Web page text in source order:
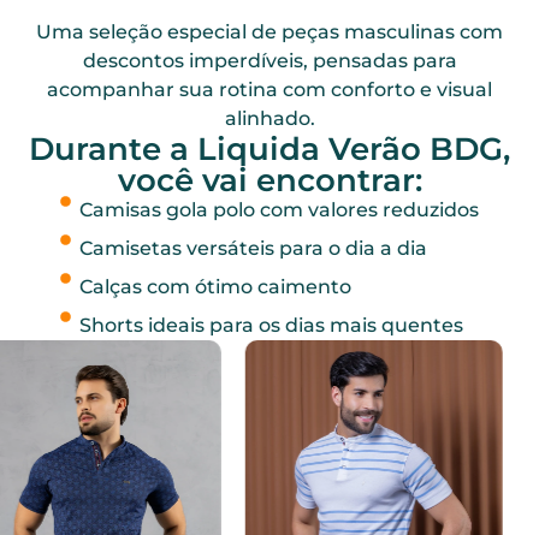
Uma seleção especial de peças masculinas com
descontos imperdíveis, pensadas para
acompanhar sua rotina com conforto e visual
alinhado.
Durante a Liquida Verão BDG,
você vai encontrar:
Camisas gola polo com valores reduzidos
Camisetas versáteis para o dia a dia
Calças com ótimo caimento
Shorts ideais para os dias mais quentes